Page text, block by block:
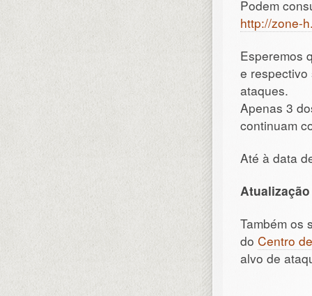
Podem
http://zone-
Esperemos
e
ataques.
Apenas 3
continuam
Até à data
Também os
do Centro
alvo de